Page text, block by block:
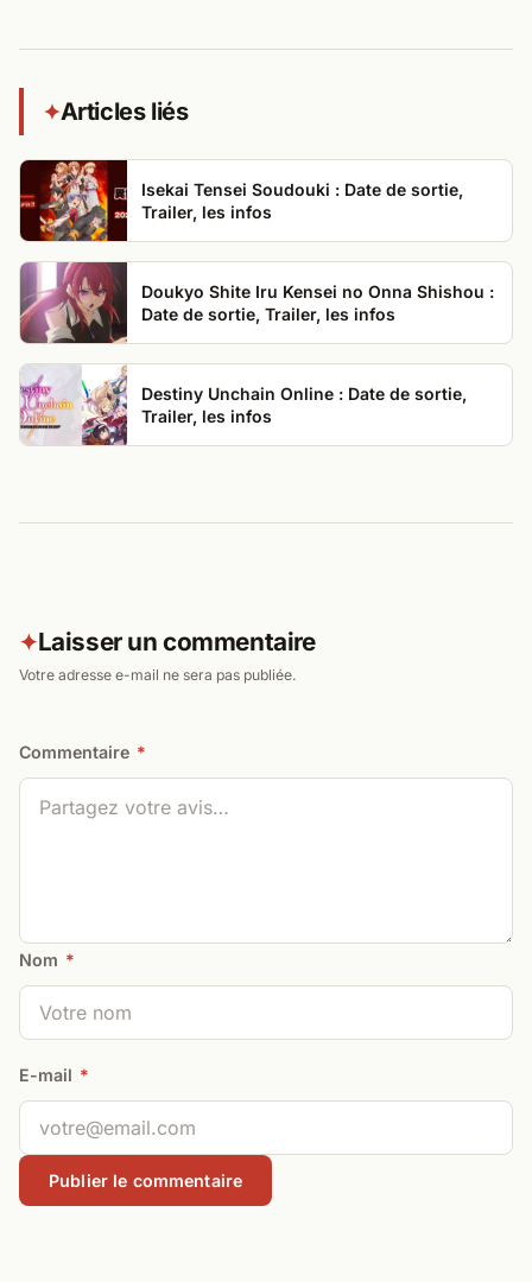
✦Articles liés
Isekai Tensei Soudouki : Date de sortie,
Trailer, les infos
Doukyo Shite Iru Kensei no Onna Shishou :
Date de sortie, Trailer, les infos
Destiny Unchain Online : Date de sortie,
Trailer, les infos
✦Laisser un commentaire
Votre adresse e-mail ne sera pas publiée.
Commentaire *
Nom *
E-mail *